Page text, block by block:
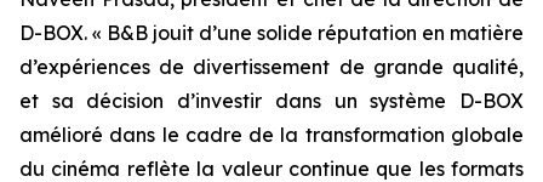
D-BOX. « B&B jouit d’une solide réputation en matière
d’expériences de divertissement de grande qualité,
et sa décision d’investir dans un système D-BOX
amélioré dans le cadre de la transformation globale
du cinéma reflète la valeur continue que les formats